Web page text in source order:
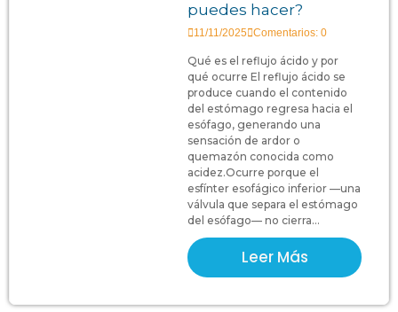
puedes hacer?
11/11/2025 Comentarios: 0
Qué es el reflujo ácido y por
qué ocurre El reflujo ácido se
produce cuando el contenido
del estómago regresa hacia el
esófago, generando una
sensación de ardor o
quemazón conocida como
acidez.Ocurre porque el
esfínter esofágico inferior —una
válvula que separa el estómago
del esófago— no cierra...
Leer Más